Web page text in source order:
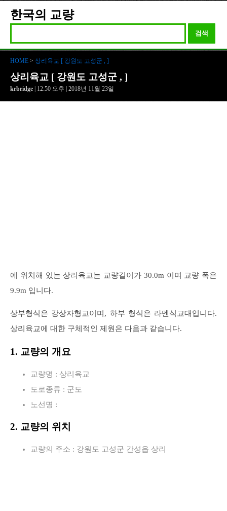
한국의 교량
검색
HOME > 상리육교 [ 강원도 고성군 , ]
상리육교 [ 강원도 고성군 , ]
krbridge | 12:50 오후 | 2018년 11월 23일
에 위치해 있는 상리육교는 교량길이가 30.0m 이며 교량 폭은
9.9m 입니다.
상부형식은 강상자형교이며, 하부 형식은 라멘식교대입니다.
상리육교에 대한 구체적인 제원은 다음과 같습니다.
1. 교량의 개요
교량명 : 상리육교
도로종류 : 군도
노선명 :
2. 교량의 위치
교량의 주소 : 강원도 고성군 간성읍 상리